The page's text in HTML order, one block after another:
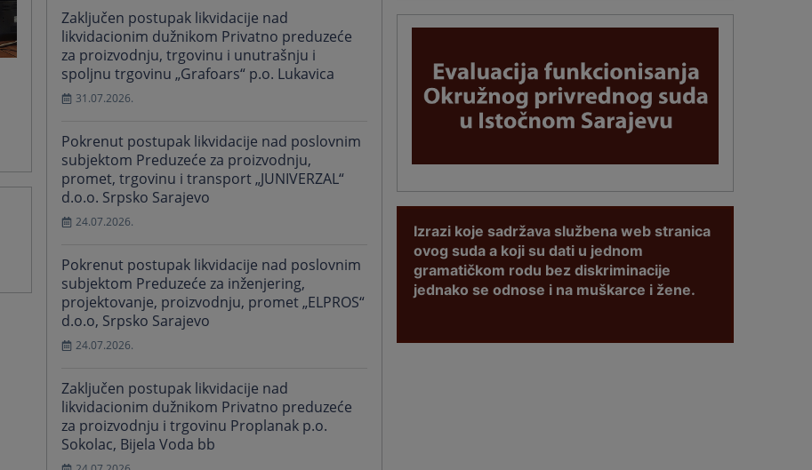
Zaključen postupak likvidacije nad
likvidacionim dužnikom Privatno preduzeće
za proizvodnju, trgovinu i unutrašnju i
spoljnu trgovinu „Grafoars“ p.o. Lukavica
31.07.2026.
Pokrenut postupak likvidacije nad poslovnim
subjektom Preduzeće za proizvodnju,
promet, trgovinu i transport „JUNIVERZAL“
d.o.o. Srpsko Sarajevo
24.07.2026.
Pokrenut postupak likvidacije nad poslovnim
subjektom Preduzeće za inženjering,
projektovanje, proizvodnju, promet „ELPROS“
d.o.o, Srpsko Sarajevo
24.07.2026.
Zaključen postupak likvidacije nad
likvidacionim dužnikom Privatno preduzeće
za proizvodnju i trgovinu Proplanak p.o.
Sokolac, Bijela Voda bb
Izrazi koje sadržava službena web stranica
ovog suda a koji su dati u jednom
gramatičkom rodu bez diskriminacije
jednako se odnose i na muškarce i žene.